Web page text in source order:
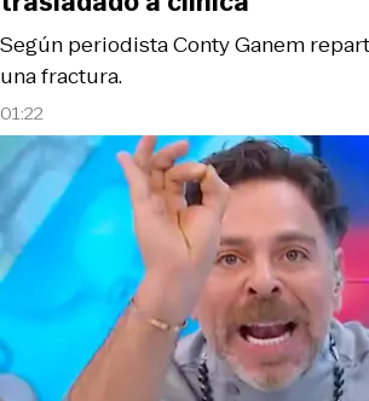
01:22
Según periodista Conty Ganem
una fractura.